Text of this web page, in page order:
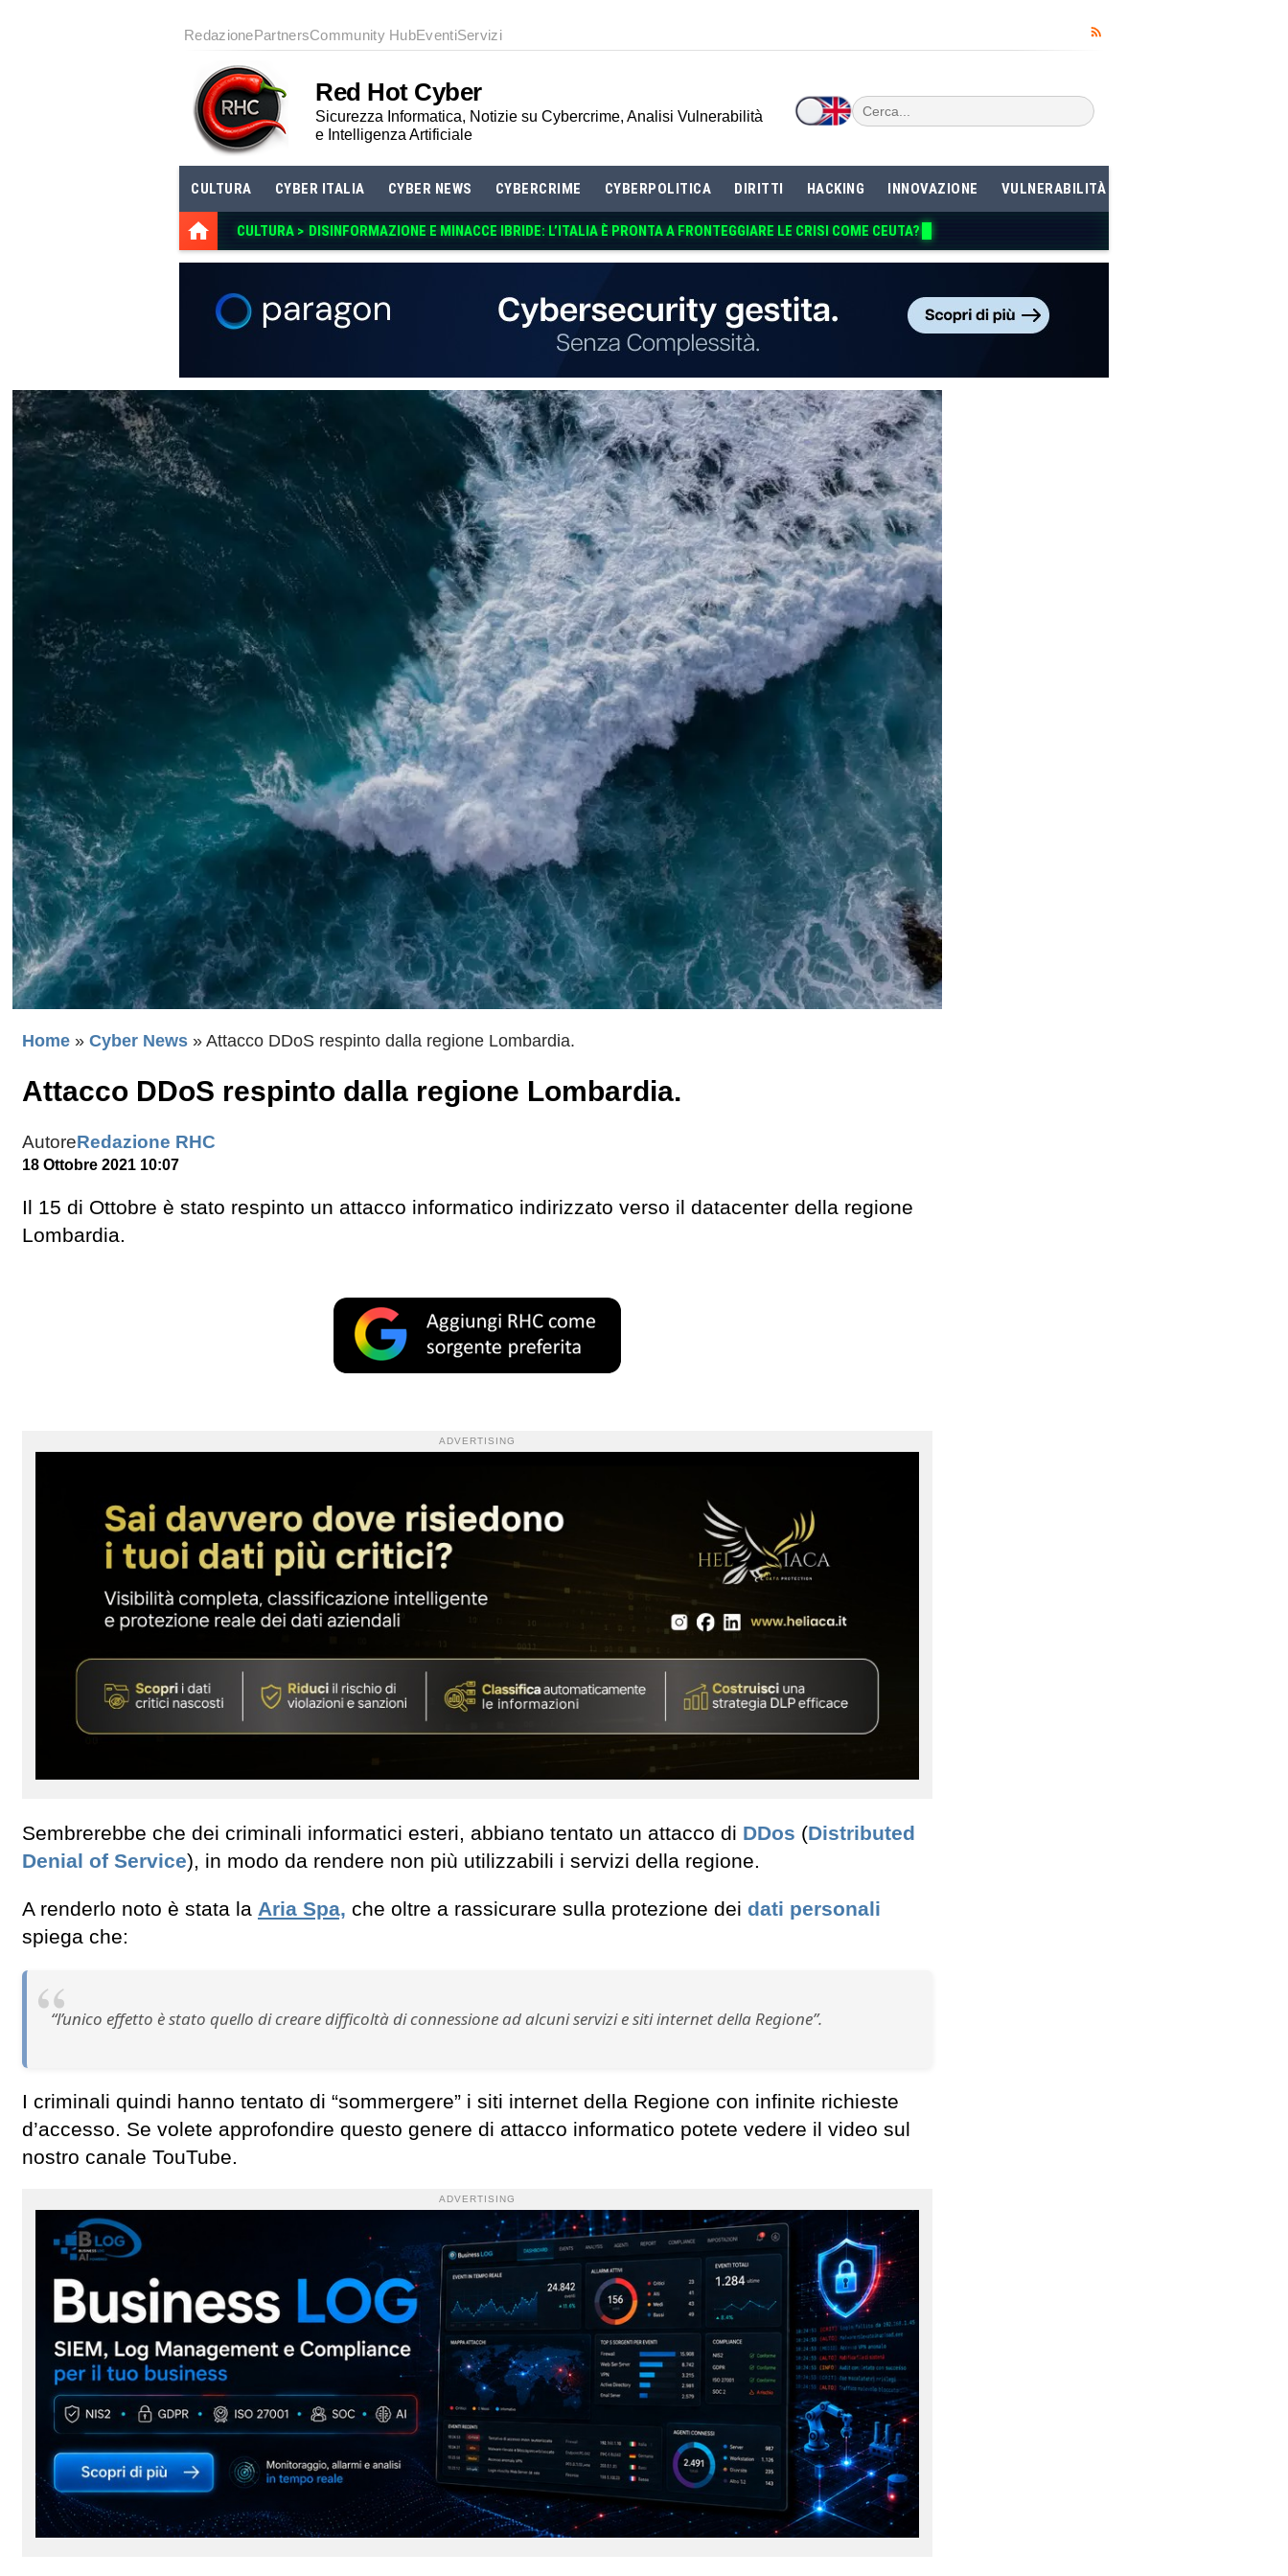
RedazionePartnersCommunity HubEventiServizi
Red Hot Cyber
Sicurezza Informatica, Notizie su Cybercrime, Analisi Vulnerabilità
e Intelligenza Artificiale
CULTURA CYBER ITALIA CYBER NEWS CYBERCRIME CYBERPOLITICA DIRITTI HACKING INNOVAZIONE VULNERABILITÀ
CULTURA > DISINFORMAZIONE E MINACCE IBRIDE: L’ITALIA È
Home » Cyber News » Attacco DDoS respinto dalla regione Lombardia.
Attacco DDoS respinto dalla regione Lombardia.
AutoreRedazione RHC
18 Ottobre 2021 10:07
Il 15 di Ottobre è stato respinto un attacco informatico indirizzato verso il datacenter della regione
Lombardia.
ADVERTISING
Sembrerebbe che dei criminali informatici esteri, abbiano tentato un attacco di DDos (Distributed
Denial of Service), in modo da rendere non più utilizzabili i servizi della regione.
A renderlo noto è stata la Aria Spa, che oltre a rassicurare sulla protezione dei dati personali
spiega che:
“l’unico effetto è stato quello di creare difficoltà di connessione ad alcuni servizi e siti internet della Regione”.
I criminali quindi hanno tentato di “sommergere” i siti internet della Regione con infinite richieste
d’accesso. Se volete approfondire questo genere di attacco informatico potete vedere il video sul
nostro canale TouTube.
ADVERTISING